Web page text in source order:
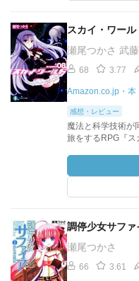
スカイ・ワー
瀬尾つかさ 武
68 3.77
Amazon.co.jp・本
感想・レビュー
魔法と科学技術が
旅をするRPG『ス
調停少女サフ
瀬尾つかさ
66 3.61